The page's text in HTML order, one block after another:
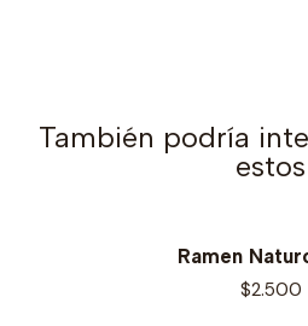
También podría
estos
Ramen
$2.500